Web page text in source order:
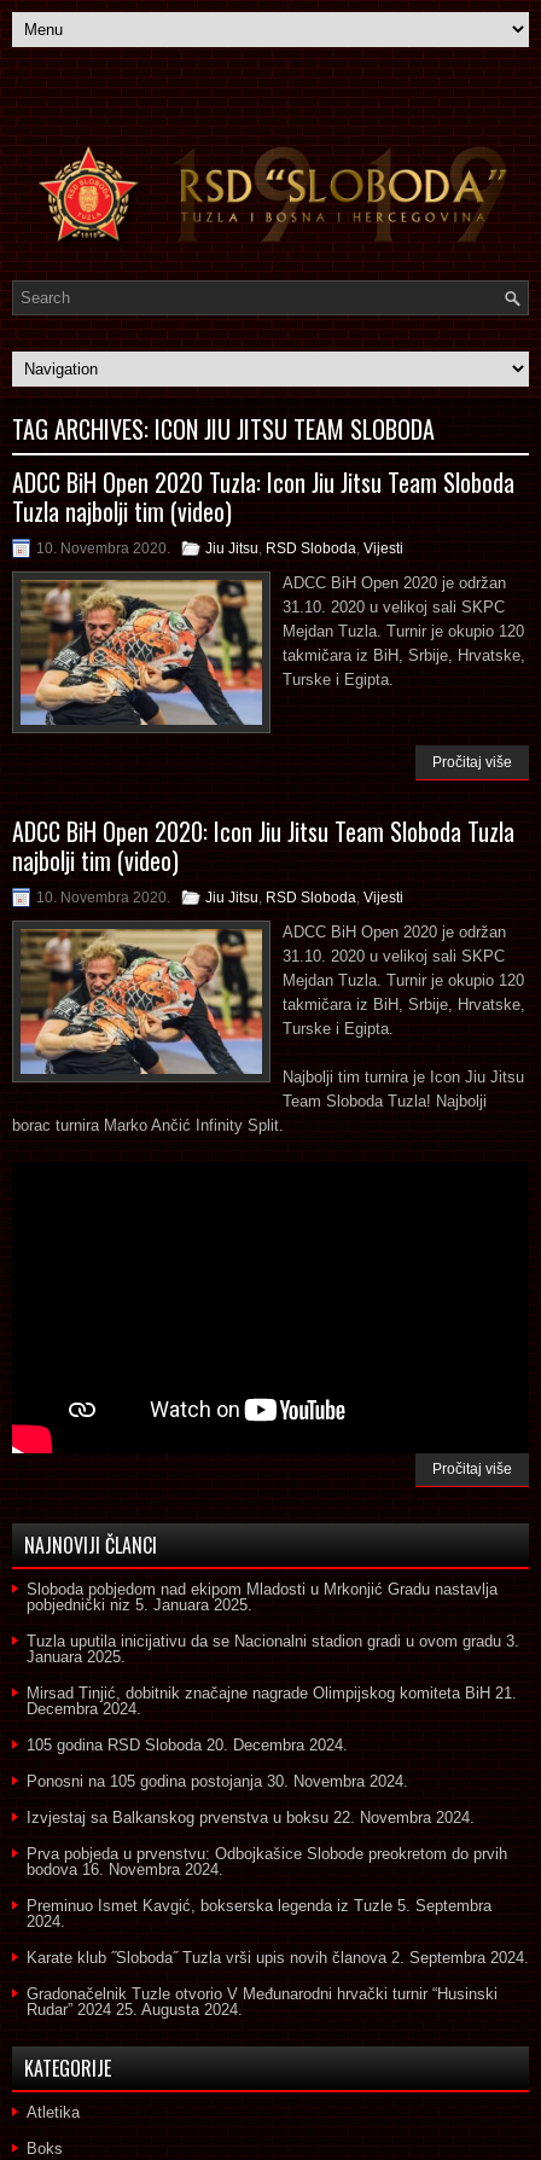
TAG ARCHIVES: ICON JIU JITSU TEAM SLOBODA
ADCC BiH Open 2020 Tuzla: Icon Jiu Jitsu Team Sloboda
Tuzla najbolji tim (video)
10. Novembra 2020. Jiu Jitsu RSD Sloboda Vijesti
ADCC BiH Open 2020 je održan
31.10. 2020 u velikoj sali SKPC
Mejdan Tuzla. Turnir je okupio 120
takmičara iz BiH, Srbije, Hrvatske,
Turske i Egipta.
Pročitaj više
ADCC BiH Open 2020: Icon Jiu Jitsu Team Sloboda Tuzla
najbolji tim (video)
10. Novembra 2020. Jiu Jitsu RSD Sloboda Vijesti
ADCC BiH Open 2020 je održan
31.10. 2020 u velikoj sali SKPC
Mejdan Tuzla. Turnir je okupio 120
takmičara iz BiH, Srbije, Hrvatske,
Turske i Egipta.
Najbolji tim turnira je Icon Jiu Jitsu
Team Sloboda Tuzla! Najbolji
borac turnira Marko Ančić Infinity Split.
Pročitaj više
NAJNOVIJI ČLANCI
Sloboda pobjedom nad ekipom Mladosti u Mrkonjić Gradu nastavlja
pobjednički niz 5. Januara 2025.
Tuzla uputila inicijativu da se Nacionalni stadion gradi u ovom gradu 3.
Januara 2025.
Mirsad Tinjić, dobitnik značajne nagrade Olimpijskog komiteta BiH 21.
Decembra 2024.
105 godina RSD Sloboda 20. Decembra 2024.
Ponosni na 105 godina postojanja 30. Novembra 2024.
Izvjestaj sa Balkanskog prvenstva u boksu 22. Novembra 2024.
Prva pobjeda u prvenstvu: Odbojkašice Slobode preokretom do prvih
bodova 16. Novembra 2024.
Preminuo Ismet Kavgić, bokserska legenda iz Tuzle 5. Septembra
2024.
Karate klub ˝Sloboda˝ Tuzla vrši upis novih članova 2. Septembra 2024.
Gradonačelnik Tuzle otvorio V Međunarodni hrvački turnir “Husinski
Rudar” 2024 25. Augusta 2024.
KATEGORIJE
Atletika
Boks